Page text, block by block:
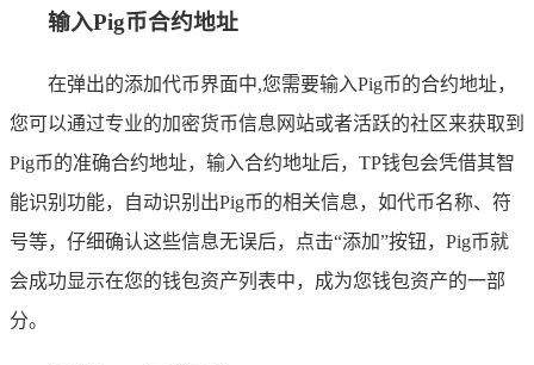
输入Pig币合约地址
在弹出的添加代币界面中,您需要输入Pig币的合约地址，
您可以通过专业的加密货币信息网站或者活跃的社区来获取到
Pig币的准确合约地址，输入合约地址后，TP钱包会凭借其智
能识别功能，自动识别出Pig币的相关信息，如代币名称、符
号等，仔细确认这些信息无误后，点击“添加”按钮，Pig币就
会成功显示在您的钱包资产列表中，成为您钱包资产的一部
分。